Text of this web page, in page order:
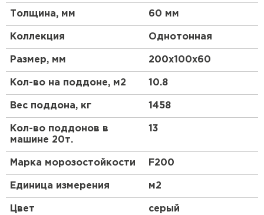
Толщина, мм 60 мм
Коллекция Однотонная
Размер, мм 200х100х60
Кол-во на поддоне, м2 10.8
Вес поддона, кг 1458
Кол-во поддонов в
машине 20т.
13
Марка морозостойкости F200
Единица измерения м2
Цвет серый